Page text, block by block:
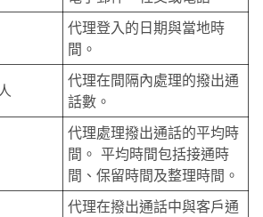
代理登入的日期與當地時
間。
代理在間隔內處理的撥出通
話數。
代理處理撥出通話的平均時
間。 平均時間包括接通時
間、保留時間及整理時間。
代理在撥出通話中與客戶通